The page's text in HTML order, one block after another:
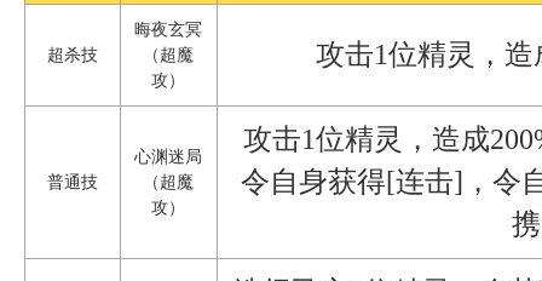
超杀技
晦夜玄冥
（超魔
攻）
攻击1位精灵，
普通技
心渊迷局
（超魔
攻）
攻击1位精灵，造成
令自身获得[连击]，令